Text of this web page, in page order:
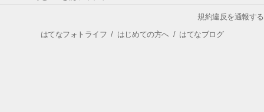
規約違反を通報する
はてなフォトライフ / はじめての方へ/ はてなブログ